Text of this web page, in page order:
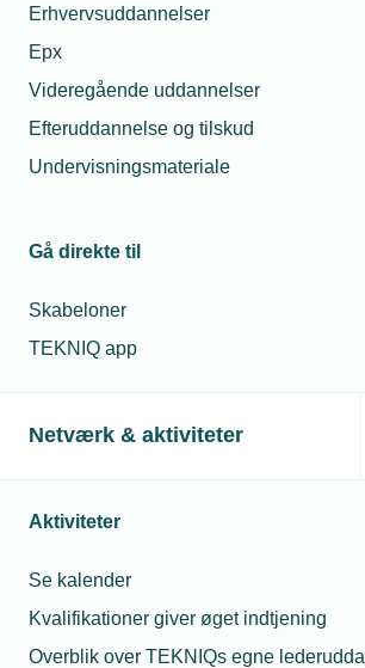
Erhvervsuddannelser
Epx
Videregående uddannelser
Efteruddannelse og tilskud
Undervisningsmateriale
Gå direkte til
Skabeloner
TEKNIQ app
Netværk & aktiviteter
Aktiviteter
Se kalender
Kvalifikationer giver øget indtjening
Overblik over TEKNIQs egne